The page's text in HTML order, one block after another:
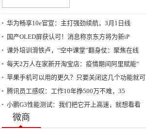
华为畅享10e官宣：主打强劲续航，3月1日线
国产OLED屏获认可！消息称京东方将为新iP
课外培训滑铁卢，“空中课堂”翻身仗：聚焦在线
每天2万人在家新开淘宝店：疫情期间阿里赋能“
苹果手机可以用的更久？只要关闭这几个功能就可
腾讯员工感叹：工作10年挣500万不难，35
小鹏G3性能测试：我们把它开上高速，就想看看
微商